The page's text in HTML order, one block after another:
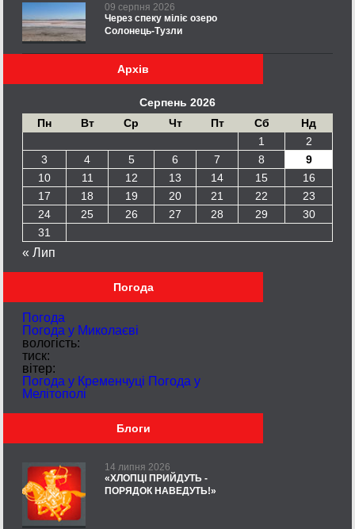
09 серпня 2026
Через спеку міліє озеро
Солонець-Тузли
Архів
Серпень 2026
Пн
Вт Ср Чт Пт Сб
Нд
1
2
3
4 5 6 7 8
9
10
11 12 13 14 15
16
17
18 19 20 21 22
23
24
25 26 27 28 29
30
31
« Лип
Погода
Погода
Погода у Миколаєві
вологість:
тиск:
вітер:
Погода у Кременчуці Погода у
Мелітополі
Блоги
14 липня 2026
«ХЛОПЦІ ПРИЙДУТЬ -
ПОРЯДОК НАВЕДУТЬ!»